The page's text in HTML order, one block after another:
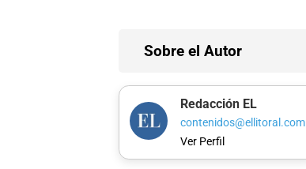
Sobre el Autor
Redacción EL
contenidos@ellitoral.com
Ver Perfil